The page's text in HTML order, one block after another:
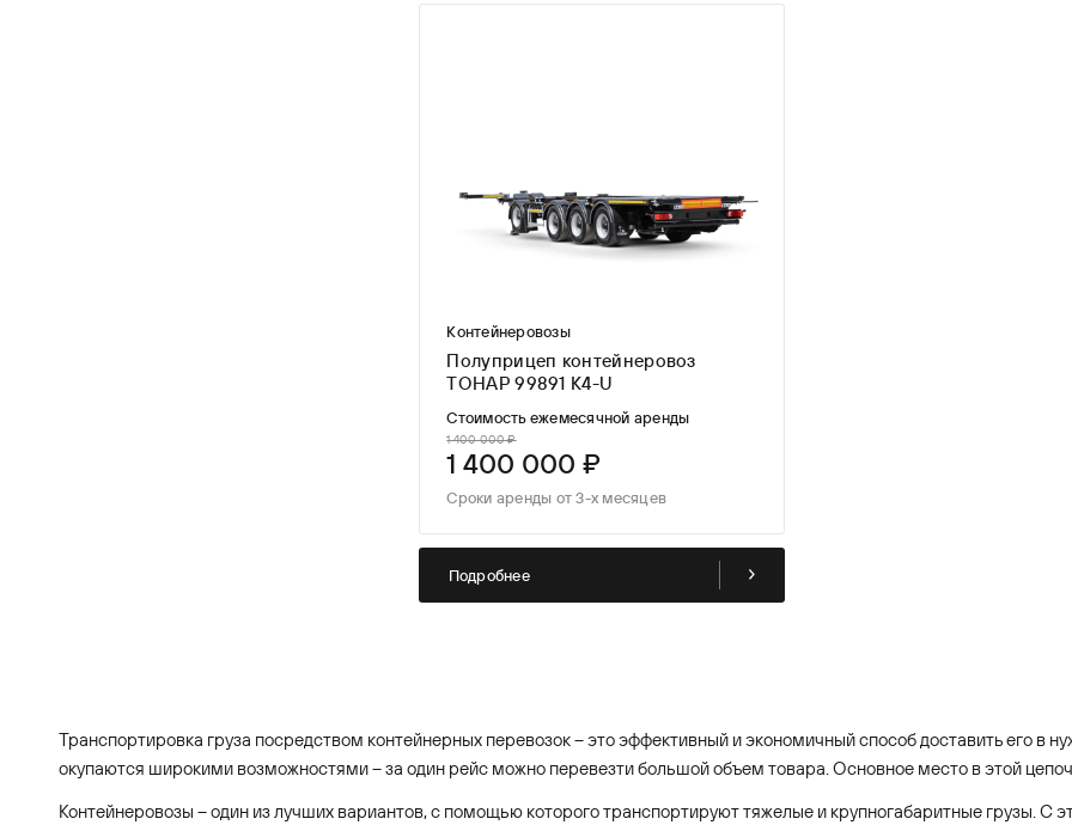
Контейнеровозы
Полуприцеп контейнеровоз
ТОНАР 99891 K4-U
Стоимость ежемесячной аренды
1 400 000 ₽
1 400 000 ₽
Сроки аренды от 3-х месяцев
Подробнее
Транспортировка груза посредством контейнерных перевозок – это эффективный и экономичный способ доставить его в
окупаются широкими возможностями – за один рейс можно перевезти большой объем товара. Основное место в этой
Контейнеровозы – один из лучших вариантов, с помощью которого транспортируют тяжелые и крупногабаритные грузы. С